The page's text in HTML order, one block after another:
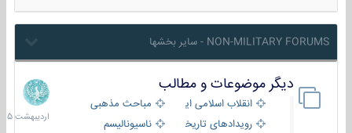
NON-MILITARY FORUMS - سایر بخشها
دیگر موضوعات و مطالب
انقلاب اسلامی ایران
مباحث مذهبی
رویدادهای تاریخی و مذهبیناسیونالیسم
8
1405